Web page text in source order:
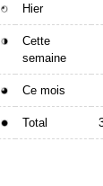
Hier
Cette
semaine
Ce mois
Total